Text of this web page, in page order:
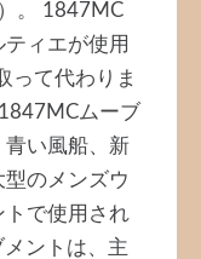
。 1847MC
ィエが使用
って代わりま
ムーブ
青い風船、新
のメンズウ
トで使用され
ントは、主